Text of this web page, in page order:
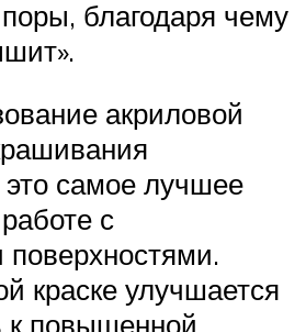
благодаря чему
акриловой
это самое лучшее
с
краске улучшается
к повышенной